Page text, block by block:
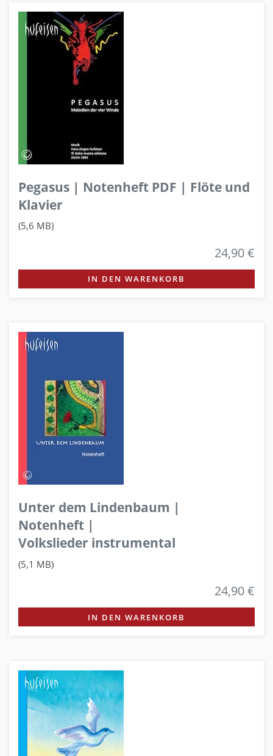
Pegasus | Notenheft PDF | Flöte und
Klavier
(5,6 MB)
24,90 €
IN DEN WARENKORB
Unter dem Lindenbaum |
Notenheft |
Volkslieder instrumental
(5,1 MB)
24,90 €
IN DEN WARENKORB